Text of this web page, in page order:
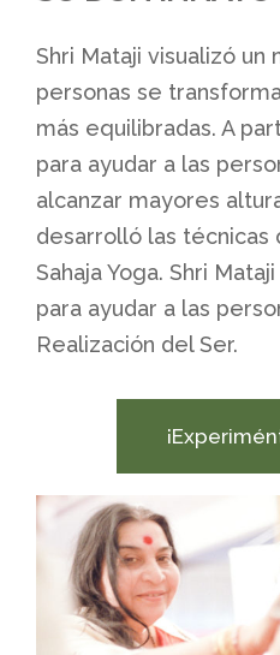
Shri Mataji visualizó un
personas se
más equilibradas. A
para ayudar a las
alcanzar mayores
desarrolló las técnicas
Sahaja Yoga. Shri
para ayudar a las
Realización del Ser.